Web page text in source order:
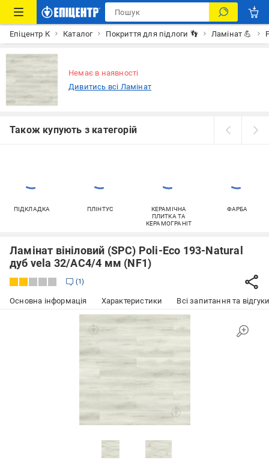
Епіцентр К Каталог Покриття для підлоги 👣 Ламінат 💪
Немає в наявності
Дивитись всі Ламінат
Також купують з категорій
ПІДКЛАДКА ПЛІНТУС
КЕРАМІЧНА
ПЛИТКА ТА
КЕРАМОГРАНІТ
ФАРБА
Ламінат вініловий (SPC) Poli-Eco 193-Natural
дуб vela 32/АС4/4 мм (NF1)
1
Основна інформація Характеристики Всі запитання та